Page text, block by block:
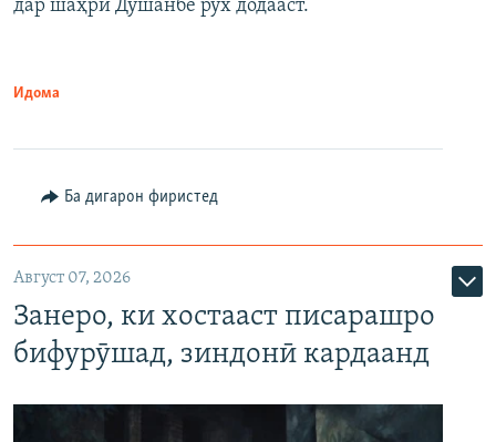
дар шаҳри Душанбе рух додааст.
Идома
Ба дигарон фиристед
Август 07, 2026
Занеро, ки хостааст писарашро
бифурӯшад, зиндонӣ кардаанд